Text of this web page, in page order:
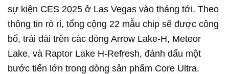
sự kiện CES 2025 ở Las Vegas vào tháng tới. Theo
thông tin rò rỉ, tổng cộng 22 mẫu chip sẽ được công
bố, trải dài trên các dòng Arrow Lake-H, Meteor
Lake, và Raptor Lake H-Refresh, đánh dấu một
bước tiến lớn trong dòng sản phẩm Core Ultra.